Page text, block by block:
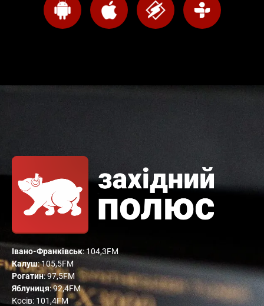
Івано-Франківськ: 104,3FM
Калуш: 105,5FM
Рогатин: 97,5FM
Яблуниця: 92,4FM
Косів: 101,4FM